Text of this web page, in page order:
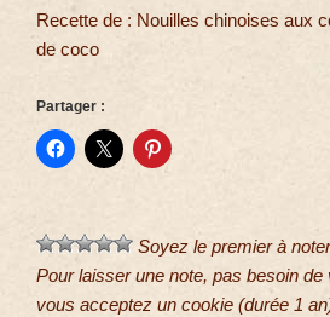
Recette de : Nouilles chinoises aux
de coco
Partager :
Soyez le premier à
Pour laisser une note, pas besoin
vous acceptez un cookie (durée 1